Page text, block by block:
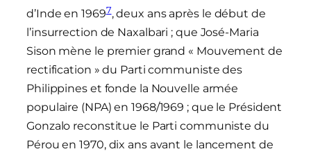
d’Inde en 19697, deux ans après le début de
l’insurrection de Naxalbari ; que José-Maria
Sison mène le premier grand « Mouvement de
rectification » du Parti communiste des
Philippines et fonde la Nouvelle armée
populaire (NPA) en 1968/1969 ; que le Président
Gonzalo reconstitue le Parti communiste du
Pérou en 1970, dix ans avant le lancement de